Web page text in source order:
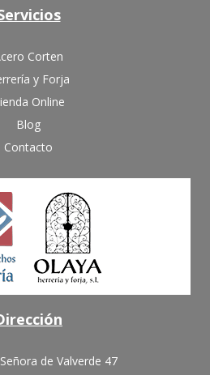
Corten
y Forja
Online
Blog
Contacto
de Valverde 47